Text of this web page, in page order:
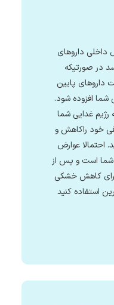
داروهای
در صورتیکه
داروهای پایین
شما افزوده شود.
رژیم غدایی شما
خود راکاهش و
احتمالا عوارض
شما است و پس از
کاهش خشکی
استفاده کنید